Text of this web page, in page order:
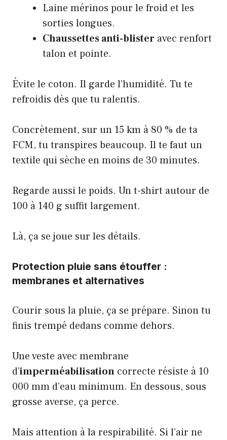
Laine mérinos pour le froid et les
sorties longues.
Chaussettes anti-blister avec renfort
talon et pointe.
Évite le coton. Il garde l’humidité. Tu te
refroidis dès que tu ralentis.
Concrètement, sur un 15 km à 80 % de ta
FCM, tu transpires beaucoup. Il te faut un
textile qui sèche en moins de 30 minutes.
Regarde aussi le poids. Un t-shirt autour de
100 à 140 g suffit largement.
Là, ça se joue sur les détails.
Protection pluie sans étouffer :
membranes et alternatives
Courir sous la pluie, ça se prépare. Sinon tu
finis trempé dedans comme dehors.
Une veste avec membrane
d’imperméabilisation correcte résiste à 10
000 mm d’eau minimum. En dessous, sous
grosse averse, ça perce.
Mais attention à la respirabilité. Si l’air ne